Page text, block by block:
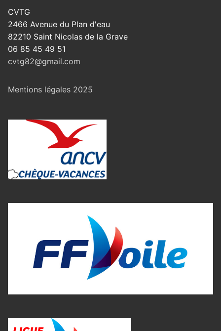
CVTG
2466 Avenue du Plan d'eau
82210 Saint Nicolas de la Grave
06 85 45 49 51
cvtg82@gmail.com
Mentions légales 2025